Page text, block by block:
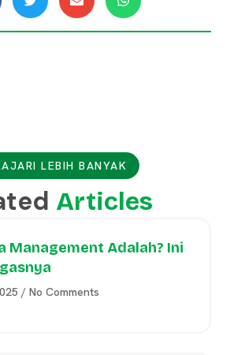
LEBIH BANYAK
Articles
Management Adalah? Ini
No Comments